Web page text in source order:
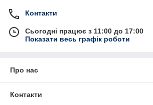
Контакти
Сьогодні працює з 11:00 до 17:00
Показати весь графік роботи
Про нас
Контакти